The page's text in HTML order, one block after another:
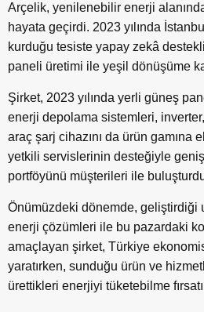
Arçelik, yenilenebilir enerji
hayata geçirdi. 2023 yılında
kurduğu tesiste yapay zekâ
paneli üretimi ile yeşil dönüşüme
Şirket, 2023 yılında yerli güneş
enerji depolama sistemleri, inverter,
araç şarj cihazını da ürün gamına
yetkili servislerinin desteğiyle
portföyünü müşterileri ile
Önümüzdeki dönemde, geliştirdiği
enerji çözümleri ile bu pazardaki
amaçlayan şirket, Türkiye
yaratırken, sunduğu ürün ve
ürettikleri enerjiyi tüketebilme